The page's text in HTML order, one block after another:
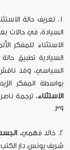
١. تعريف حالة
السيادة، في حالات
الاستثناء للمفكر
السيادية تطبيق
السياسي، وقد
بواسطة المفكر
الاستثناء
39.
٢. خالد فهمي،
شريف يونس، دار الكتب